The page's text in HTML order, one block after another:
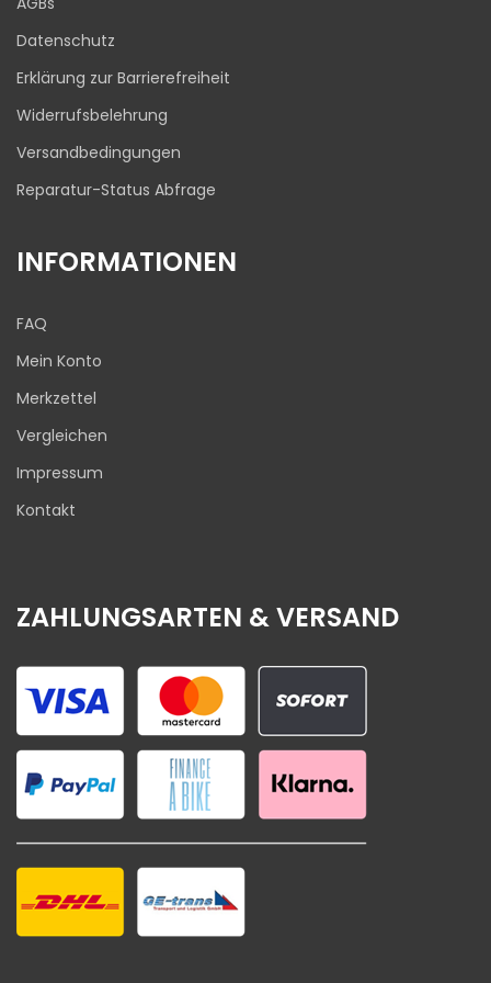
Datenschutz
Erklärung zur Barrierefreiheit
Widerrufsbelehrung
Versandbedingungen
Reparatur-Status Abfrage
INFORMATIONEN
FAQ
Mein Konto
Merkzettel
Vergleichen
Impressum
Kontakt
ZAHLUNGSARTEN & VERSAND